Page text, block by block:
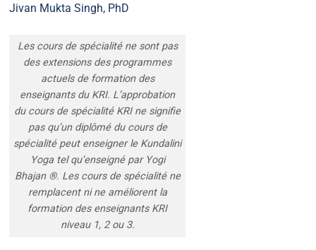
Jivan Mukta Singh, PhD
Les cours de spécialité ne sont pas
des extensions des programmes
actuels de formation des
enseignants du KRI. L’approbation
du cours de spécialité KRI ne signifie
pas qu’un diplômé du cours de
spécialité peut enseigner le Kundalini
Yoga tel qu’enseigné par Yogi
Bhajan ®. Les cours de spécialité ne
remplacent ni ne améliorent la
formation des enseignants KRI
niveau 1, 2 ou 3.